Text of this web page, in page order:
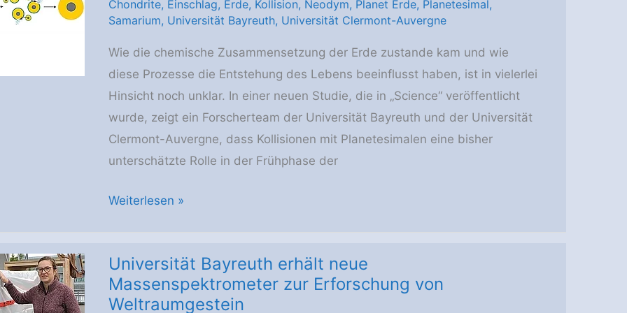
Einflüsse
Klimawandels
auf
terrestrische
Ökosysteme
Chondrite, Einschlag, Erde, Kollision, Neodym, Planet Erde, Planetesimal,
Samarium, Universität Bayreuth, Universität Clermont-Auvergne
Wie die chemische Zusammensetzung der Erde zustande kam und wie
diese Prozesse die Entstehung des Lebens beeinflusst haben, ist in vielerlei
Hinsicht noch unklar. In einer neuen Studie, die in „Science“ veröffentlicht
wurde, zeigt ein Forscherteam der Universität Bayreuth und der Universität
Clermont-Auvergne, dass Kollisionen mit Planetesimalen eine bisher
unterschätzte Rolle in der Frühphase der
Neue
„Science“:
Kollisionen
veränderten
Weiterlesen »
Universität Bayreuth erhält neue
Massenspektrometer zur Erforschung von
Weltraumgestein